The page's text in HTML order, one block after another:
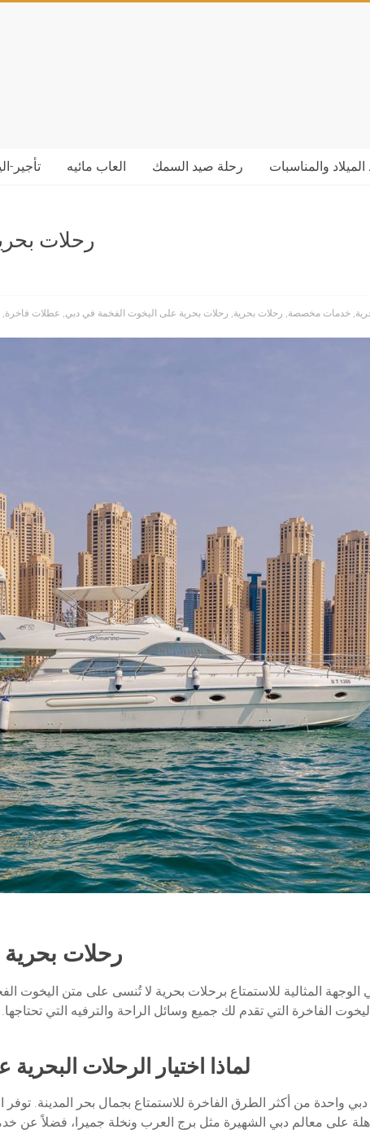
تأجير- العاب مائيه رحلة صيد السمك والمناسبات
رحلات
, خدمات مخصصة, رحلات بحرية, رحلات بحرية على اليخوت الفخمة في دبي, عطلات فاخرة,
رحلات
هي الوجهة المثالية للاستمتاع برحلات بحرية لا تُنسى على متن
الفاخرة التي تقدم لك جميع وسائل الراحة والترفيه التي
لماذا اختيار الرحلات
واحدة من أكثر الطرق الفاخرة للاستمتاع بجمال بحر المدينة.